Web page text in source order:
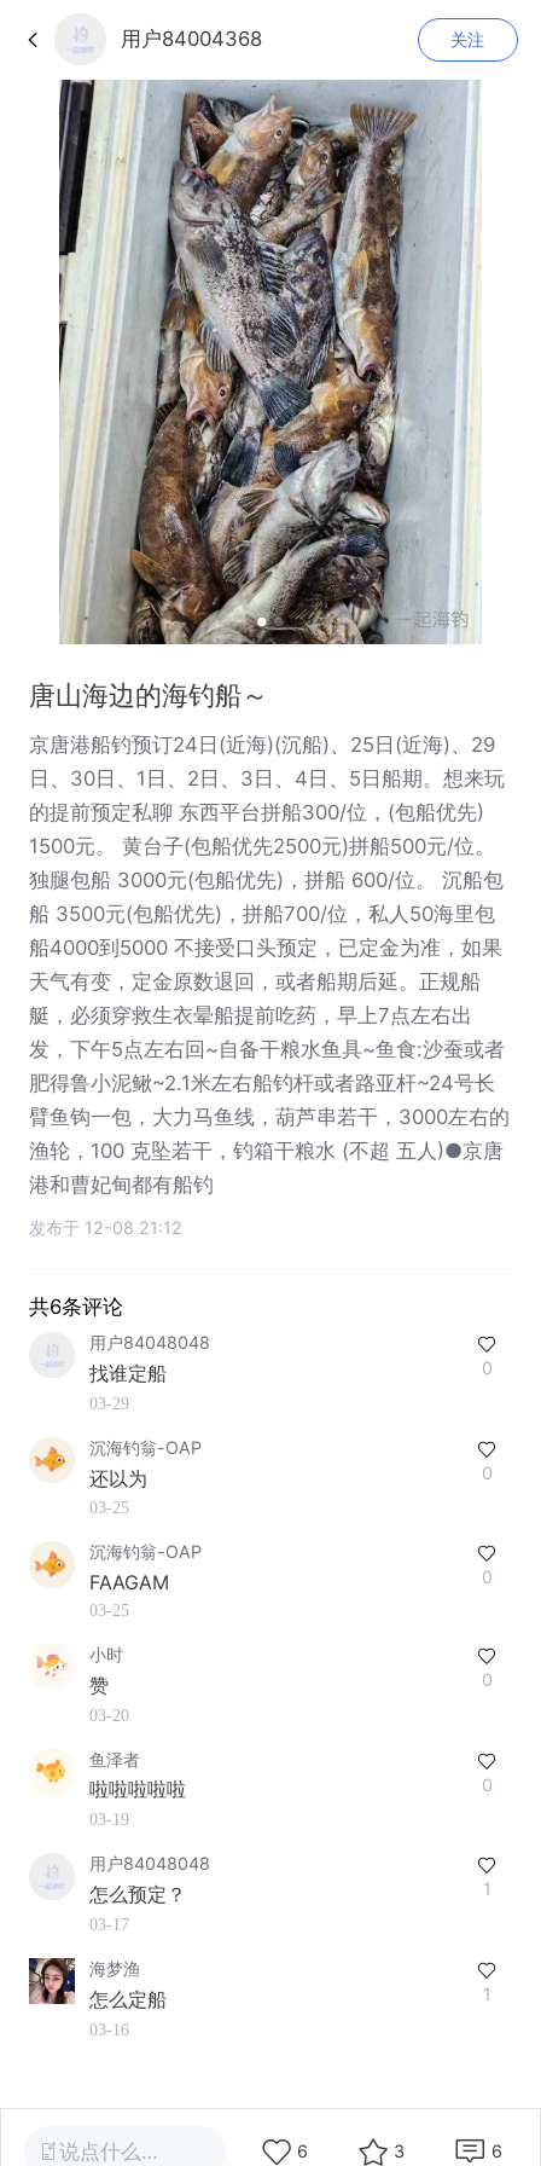
用户84004368 关注
唐山海边的海钓船～
京唐港船钓预订24日(近海)(沉船)、25日(近海)、29
日、30日、1日、2日、3日、4日、5日船期。想来玩
的提前预定私聊 东西平台拼船300/位，(包船优先)
1500元。 黄台子(包船优先2500元)拼船500元/位。
独腿包船 3000元(包船优先)，拼船 600/位。 沉船包
船 3500元(包船优先)，拼船700/位，私人50海里包
船4000到5000 不接受口头预定，已定金为准，如果
天气有变，定金原数退回，或者船期后延。正规船
艇，必须穿救生衣晕船提前吃药，早上7点左右出
发，下午5点左右回~自备干粮水鱼具~鱼食:沙蚕或者
肥得鲁小泥鳅~2.1米左右船钓杆或者路亚杆~24号长
臂鱼钩一包，大力马鱼线，葫芦串若干，3000左右的
渔轮，100 克坠若干，钓箱干粮水 (不超 五人)●京唐
港和曹妃甸都有船钓
发布于 12-08 21:12
共6条评论
用户84048048
找谁定船
03-29
0
沉海钓翁-OAP
还以为
03-25
0
沉海钓翁-OAP
FAAGAM
03-25
0
小时
赞
03-20
0
鱼泽者
啦啦啦啦啦
03-19
0
用户84048048
怎么预定？
03-17
1
海梦渔
怎么定船
03-16
1
说点什么… 6 3 6